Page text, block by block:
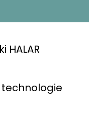
HALAR
technologie